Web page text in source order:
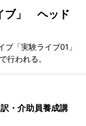
ブ」 ヘッド
「実験ライブ01」
行われる。
・介助員養成講